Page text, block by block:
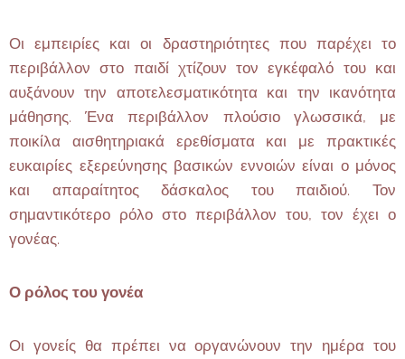
Οι εμπειρίες και οι δραστηριότητες που παρέχει το
περιβάλλον στο παιδί χτίζουν τον εγκέφαλό του και
αυξάνουν την αποτελεσματικότητα και την ικανότητα
μάθησης. Ένα περιβάλλον πλούσιο γλωσσικά, με
ποικίλα αισθητηριακά ερεθίσματα και με πρακτικές
ευκαιρίες εξερεύνησης βασικών εννοιών είναι ο μόνος
και απαραίτητος δάσκαλος του παιδιού. Τον
σημαντικότερο ρόλο στο περιβάλλον του, τον έχει ο
γονέας.
Ο ρόλος του γονέα
Οι γονείς θα πρέπει να οργανώνουν την ημέρα του